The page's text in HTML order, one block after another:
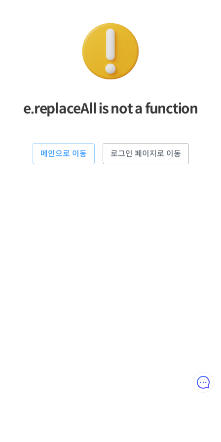
e.replaceAll is not a function
메인으로 이동 로그인 페이지로 이동